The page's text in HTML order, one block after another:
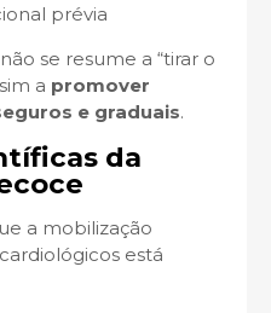
prévia
se resume a “tirar o
a promover
e graduais.
da
a mobilização
está